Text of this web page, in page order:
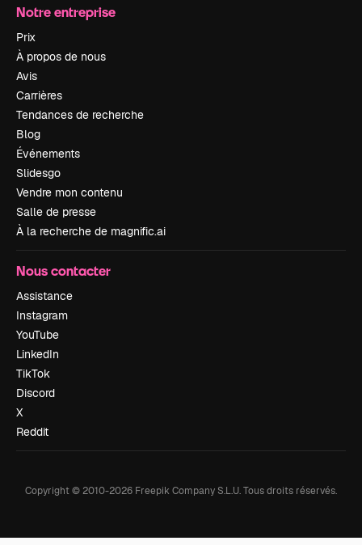
Notre entreprise
Prix
À propos de nous
Avis
Carrières
Tendances de recherche
Blog
Événements
Slidesgo
Vendre mon contenu
Salle de presse
À la recherche de magnific.ai
Nous contacter
Assistance
Instagram
YouTube
LinkedIn
TikTok
Discord
X
Reddit
Copyright © 2010-2026 Freepik Company S.L.U.Tous droits réservés.